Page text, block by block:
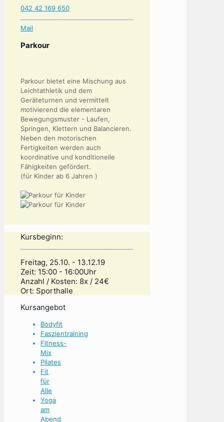
042 42 169 650
Mail
Parkour
Parkour bietet eine Mischung aus
Leichtathletik und dem
Geräteturnen und vermittelt
motivierend die elementaren
Bewegungsmuster - Laufen,
Springen, Klettern und Balancieren.
Neben den motorischen
Fertigkeiten werden auch
koordinative und konditionelle
Fähigkeiten gefördert.
(für Kinder ab 6 Jahren )
Kursbeginn:
Freitag, 25.10. - 13.12.19
Zeit: 15:00 - 16:00Uhr
Anzahl / Kosten: 8x / 24€
Ort: Sporthalle
Kursangebot
Bodyfit
Faszientraining
Fitness-
Mix
Pilates
Fit
für
Alle
Yoga
am
Abend